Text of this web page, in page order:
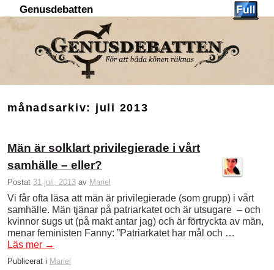
Genusdebatten
månadsarkiv: juli 2013
Män är solklart privilegierade i vårt
samhälle – eller?
Postat 31 juli, 2013 av Mariel
Vi får ofta läsa att män är privilegierade (som grupp) i vårt
samhälle. Män tjänar på patriarkatet och är utsugare – och
kvinnor sugs ut (på makt antar jag) och är förtryckta av män,
menar feministen Fanny: ”Patriarkatet har mål och …
Läs mer →
Publicerat i Mariel